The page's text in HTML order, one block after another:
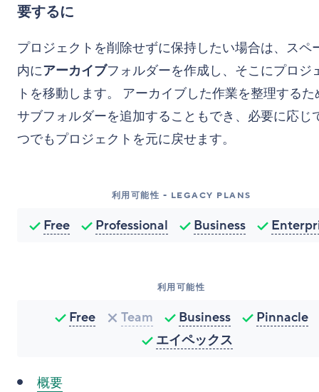
要するに
プロジェクトを削除せずに保持したい場合は、スペ
内にアーカイブフォルダーを作成し、そこにプロジ
トを移動します。 アーカイブした作業を整理するた
サブフォルダーを追加することもでき、必要に応じ
つでもプロジェクトを元に戻せます。
利用可能性 - LEGACY PLANS
Free Professional Business
利用可能性
Free Team Business
Pinnacle
エイペックス
概要